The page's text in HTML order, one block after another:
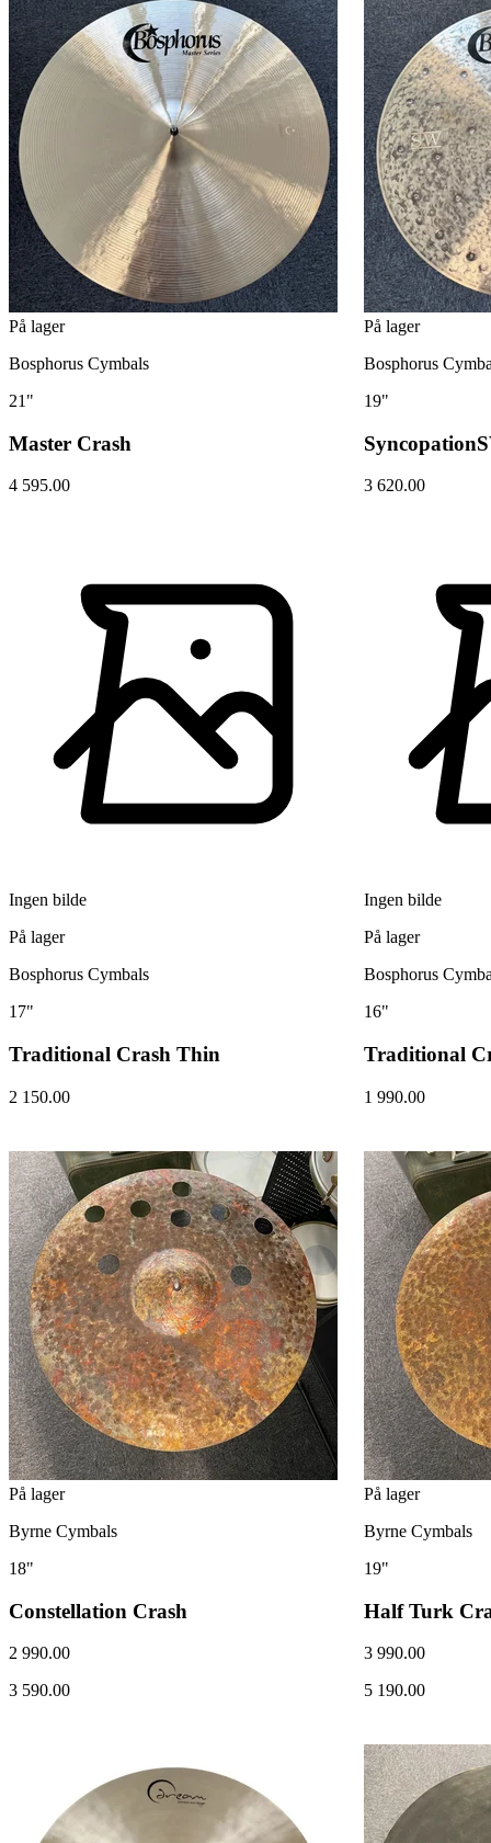
På lager
Bosphorus Cymbals
21"
Master Crash
4 595.00
På lager
Bosphorus
19"
3 620.00
Ingen bilde
På lager
Bosphorus Cymbals
17"
Traditional Crash Thin
2 150.00
Ingen bilde
På lager
Bosphorus
16"
Traditional
1 990.00
På lager
Byrne Cymbals
18"
Constellation Crash
2 990.00
3 590.00
På lager
Byrne Cymbals
19"
Half Turk
3 990.00
5 190.00